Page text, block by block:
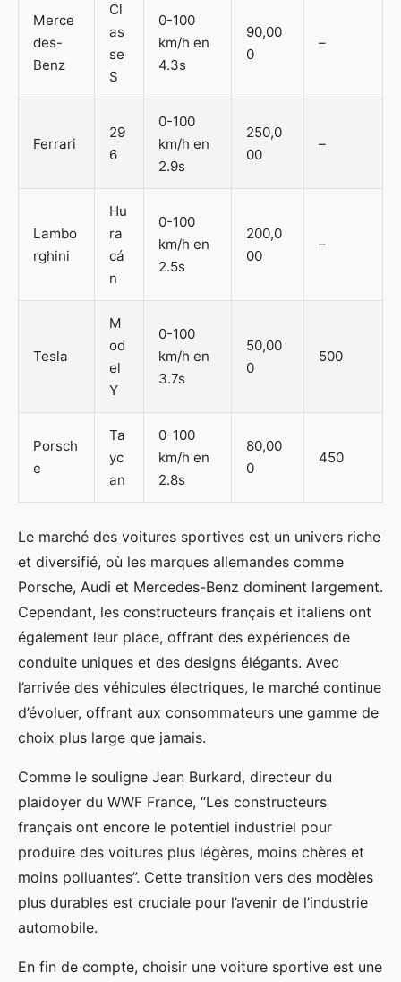
Merce
des-
Benz
Cl
as
se
S
0-100
km/h en
4.3s
90,00
0
–
Ferrari
29
6
0-100
km/h en
2.9s
250,0
00
–
Lambo
rghini
Hu
ra
cá
n
0-100
km/h en
2.5s
200,0
00
–
Tesla
M
od
el
Y
0-100
km/h en
3.7s
50,00
0
500
Porsch
e
Ta
yc
an
0-100
km/h en
2.8s
80,00
0
450
Le marché des voitures sportives est un univers riche
et diversifié, où les marques allemandes comme
Porsche, Audi et Mercedes-Benz dominent largement.
Cependant, les constructeurs français et italiens ont
également leur place, offrant des expériences de
conduite uniques et des designs élégants. Avec
l’arrivée des véhicules électriques, le marché continue
d’évoluer, offrant aux consommateurs une gamme de
choix plus large que jamais.
Comme le souligne Jean Burkard, directeur du
plaidoyer du WWF France, “Les constructeurs
français ont encore le potentiel industriel pour
produire des voitures plus légères, moins chères et
moins polluantes”. Cette transition vers des modèles
plus durables est cruciale pour l’avenir de l’industrie
automobile.
En fin de compte, choisir une voiture sportive est une